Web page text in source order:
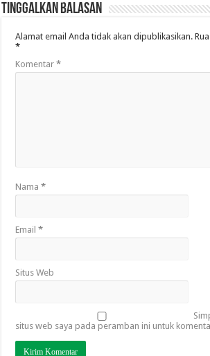
Tinggalkan Balasan
Alamat email Anda tidak akan dipublikasikan.
*
Komentar*
Nama*
Email*
Situs Web
situs web saya pada peramban ini untuk